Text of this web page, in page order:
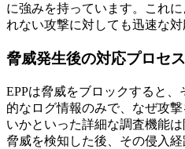
に強みを持っています。これ
れない攻撃に対しても迅速な対
脅威発生後の対応プロセ
EPPは脅威をブロックすると
的なログ情報のみで、なぜ攻
いかといった詳細な調査機能
脅威を検知した後、その侵入